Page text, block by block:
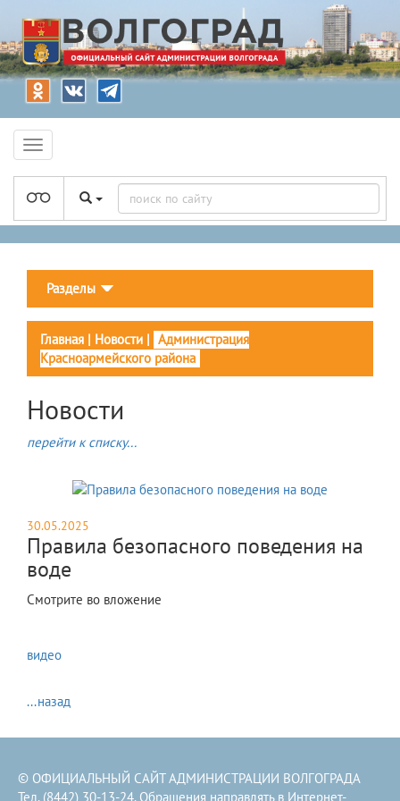
Разделы
Главная | Новости | Администрация
Красноармейского района
Новости
перейти к списку...
30.05.2025
Правила безопасного поведения на
воде
Смотрите во вложение
видео
...назад
© ОФИЦИАЛЬНЫЙ САЙТ АДМИНИСТРАЦИИ ВОЛГОГРАДА
Тел. (8442) 30-13-24. Обращения направлять в Интернет-